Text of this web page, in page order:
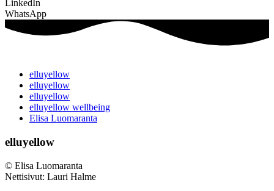
LinkedIn
WhatsApp
elluyellow
elluyellow
elluyellow
elluyellow wellbeing
Elisa Luomaranta
elluyellow
© Elisa Luomaranta
Nettisivut: Lauri Halme